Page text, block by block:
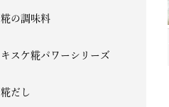
糀の調味料
キスケ糀パワーシリーズ
糀だし